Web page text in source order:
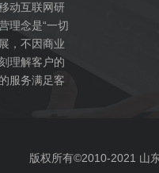
动互联网研
理念是“一切
，不因商业
理解客户的
服务满足客
版权所有©2010-2021 山